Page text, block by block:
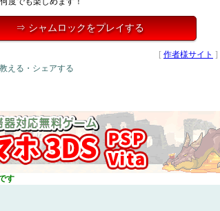
⇒ シャムロックをプレイする
[ 作者様サイト ]
える・シェアする
す